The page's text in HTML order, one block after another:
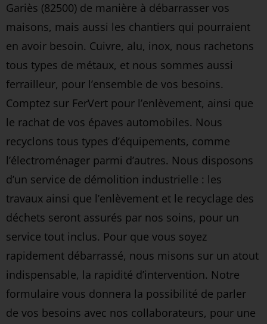
Gariès (82500) de manière à débarrasser vos
maisons, mais aussi les chantiers qui pourraient
en avoir besoin. Cuivre, alu, inox, nous rachetons
tous types de métaux, et nous sommes aussi
ferrailleur, pour l’ensemble de vos besoins.
Comptez sur FerVert pour l’enlèvement, ainsi que
le rachat de vos épaves automobiles. Nous
recyclons tous types d’équipements, comme
l’électroménager parmi d’autres. Nous disposons
d’un service de démolition industrielle : les
travaux ainsi que l’enlèvement et le recyclage des
déchets seront assurés par nos soins, pour un
service tout inclus. Pour que vous soyez
rapidement débarrassé, nous misons sur un atout
indispensable, la rapidité d’intervention. Notre
formulaire vous donnera la possibilité de parler
de vos besoins avec nos collaborateurs, pour une